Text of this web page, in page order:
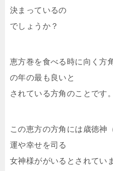
決まっているの
でしょうか？
恵方巻を食べる時に向く方
の年の最も良いと
されている方角のことです。
この恵方の方角には歳徳神
運や幸せを司る
女神様ががいるとされてい